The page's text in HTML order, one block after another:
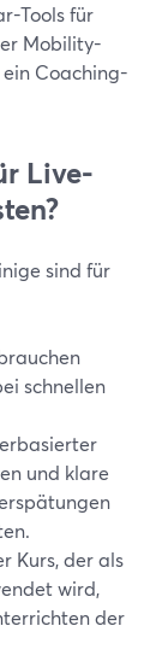
Tools für
Mobility-
Coaching-
Live-
sind für
schnellen
und klare
Kurs, der als
wird,
der